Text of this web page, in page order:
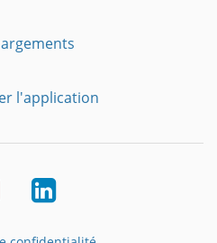
l'application
YouTubeLinkedIn